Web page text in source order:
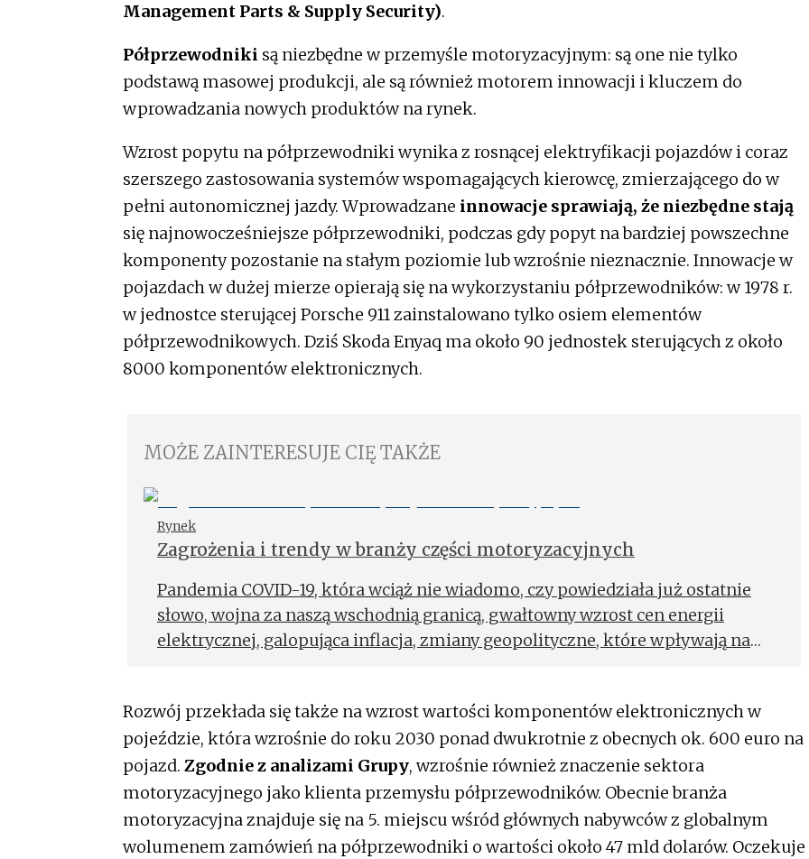
Management Parts & Supply Security).
Półprzewodniki są niezbędne w przemyśle motoryzacyjnym: są one nie tylko
podstawą masowej produkcji, ale są również motorem innowacji i kluczem do
wprowadzania nowych produktów na rynek.
Wzrost popytu na półprzewodniki wynika z rosnącej elektryfikacji pojazdów i coraz
szerszego zastosowania systemów wspomagających kierowcę, zmierzającego do w
pełni autonomicznej jazdy. Wprowadzane innowacje sprawiają, że niezbędne stają
się najnowocześniejsze półprzewodniki, podczas gdy popyt na bardziej powszechne
komponenty pozostanie na stałym poziomie lub wzrośnie nieznacznie. Innowacje w
pojazdach w dużej mierze opierają się na wykorzystaniu półprzewodników: w 1978 r.
w jednostce sterującej Porsche 911 zainstalowano tylko osiem elementów
półprzewodnikowych. Dziś Skoda Enyaq ma około 90 jednostek sterujących z około
8000 komponentów elektronicznych.
MOŻE ZAINTERESUJE CIĘ TAKŻE
Rynek
Zagrożenia i trendy w branży części motoryzacyjnych
Pandemia COVID-19, która wciąż nie wiadomo, czy powiedziała już ostatnie
słowo, wojna za naszą wschodnią granicą, gwałtowny wzrost cen energii
elektrycznej, galopująca inflacja, zmiany geopolityczne, które wpływają na
części samochodowych. Zawirowania, które z nich wynikają, sprawiają, że
przyszłość tej branży jest dość niepewna.
Rozwój przekłada się także na wzrost wartości komponentów elektronicznych w
pojeździe, która wzrośnie do roku 2030 ponad dwukrotnie z obecnych ok. 600 euro na
pojazd. Zgodnie z analizami Grupy, wzrośnie również znaczenie sektora
motoryzacyjnego jako klienta przemysłu półprzewodników. Obecnie branża
motoryzacyjna znajduje się na 5. miejscu wśród głównych nabywców z globalnym
wolumenem zamówień na półprzewodniki o wartości około 47 mld dolarów. Oczekuje